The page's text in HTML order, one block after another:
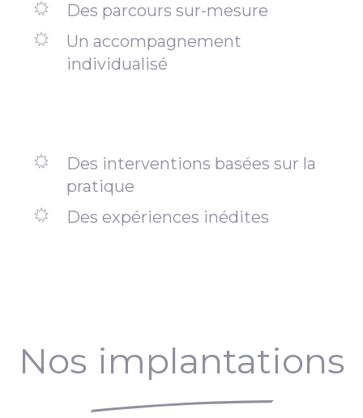
Des parcours sur-mesure
Un accompagnement
individualisé
Des interventions basées sur la
pratique
Des expériences inédites
Nos implantations